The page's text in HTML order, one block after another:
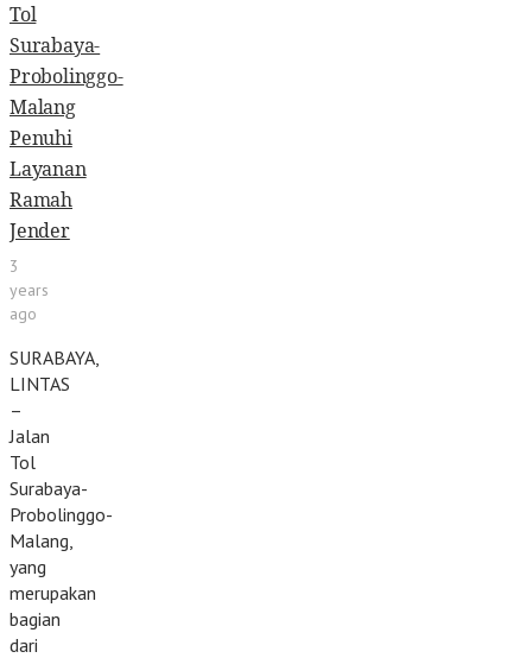
Tol
Surabaya-
Probolinggo-
Malang
Penuhi
Layanan
Ramah
Jender
3
years
ago
SURABAYA,
LINTAS
–
Jalan
Tol
Surabaya-
Probolinggo-
Malang,
yang
merupakan
bagian
dari